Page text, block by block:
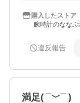
購入したストア
腕時計のなな
違反報告
満足( ¯﹀¯ )